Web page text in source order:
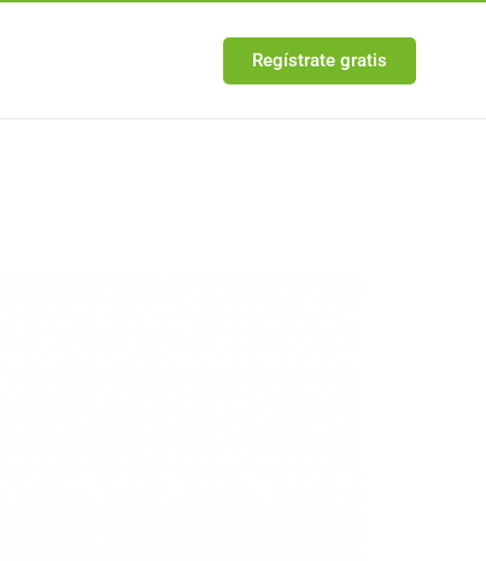
Regístrate gratis